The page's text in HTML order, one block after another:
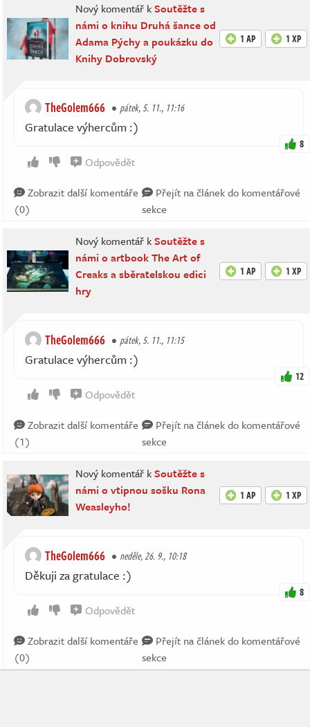
Nový komentář kSoutěžte s
námi o knihu Druhá šance od
Adama Pýchy a poukázku do
Knihy Dobrovský
1 AP 1 XP
TheGolem666 pátek, 5. 11., 11:16
Gratulace výhercům :)
8
Odpovědět
Zobrazit další komentáře
(0)
Přejít na článek do komentářové
sekce
Nový komentář kSoutěžte s
námi o artbook The Art of
Creaks a sběratelskou edici
hry
1 AP 1 XP
TheGolem666 pátek, 5. 11., 11:15
Gratulace výhercům :)
12
Odpovědět
Zobrazit další komentáře
(1)
Přejít na článek do komentářové
sekce
Nový komentář kSoutěžte s
námi o vtipnou sošku Rona
Weasleyho!
1 AP 1 XP
TheGolem666 neděle, 26. 9., 10:18
Děkuji za gratulace :)
8
Odpovědět
Zobrazit další komentáře
(0)
Přejít na článek do komentářové
sekce